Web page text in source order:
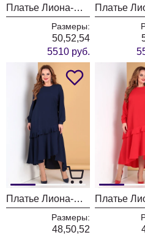
Платье Лиона-Стиль 667 изумруд
Размеры:
50,52,54
5510 руб.
Платье Лиона-Стиль 722 темно-синий
Размеры:
48,50,52